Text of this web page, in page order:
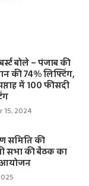
बोले – पंजाब की
की 74% लिफ्टिंग,
में 100 फीसदी
15, 2024
समिति की
सभा की बैठक का
आयोजन